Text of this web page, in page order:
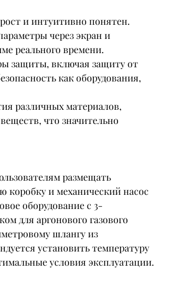
и интуитивно понятен.
через экран и
реального времени.
защиты, включая защиту от
как оборудования,
различных материалов,
что значительно
размещать
и механический насос
оборудование с 3-
для аргонового газового
шлангу из
установить температуру
условия эксплуатации.